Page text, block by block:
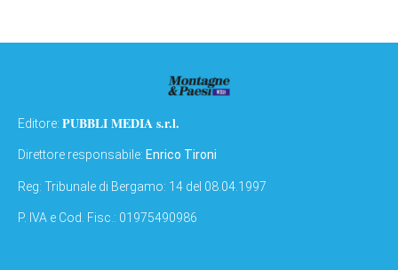
Editore: PUBBLI MEDIA s.r.l.
Direttore responsabile: Enrico Tironi
Reg: Tribunale di Bergamo: 14 del 08.04.1997
P. IVA e Cod. Fisc.: 01975490986